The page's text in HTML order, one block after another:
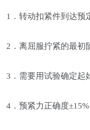
1．转动扣紧件到达预
2．离屈服拧紧的最初
3．需要用试验确定起
4．预紧力正确度±15%